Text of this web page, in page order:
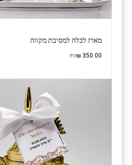
מארז לכלה למסיבת מקווה
₪ 350.00 /יח